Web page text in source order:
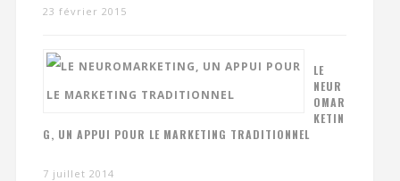
23 février 2015
LE
NEUR
OMAR
KETIN
G, UN APPUI POUR LE MARKETING TRADITIONNEL
7 juillet 2014